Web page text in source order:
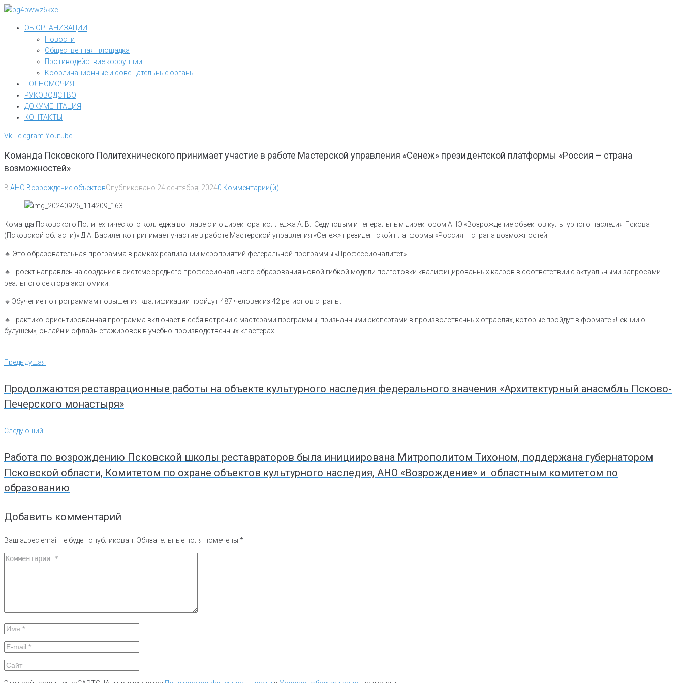
Перейти
контентуОБ ОРГАНИЗАЦИИ
Новости
Общественная площадка
Противодействие коррупции
Координационные и совещательные органы
ПОЛНОМОЧИЯ
РУКОВОДСТВО
ДОКУМЕНТАЦИЯ
КОНТАКТЫ
VkTelegram Youtube
Команда Псковского Политехнического принимает участие в работе Мастерской управления «Сенеж» президентской платформы «Россия – страна
возможностей»
В АНО Возрождение объектовОпубликовано 24 сентября, 20240 Комментарии(й)
Команда Псковского Политехнического колледжа во главе с и.о.директора колледжа А. В. Седуновым и генеральным директором АНО «Возрождение объектов культурного наследия Пскова
(Псковской области)» Д.А. Василенко принимает участие в работе Мастерской управления «Сенеж» президентской платформы «Россия – страна возможностей
🔸️ Это образовательная программа в рамках реализации мероприятий федеральной программы «Профессионалитет».
🔸️Проект направлен на создание в системе среднего профессионального образования новой гибкой модели подготовки квалифицированных кадров в соответствии с актуальными запросами
реального сектора экономики.
🔸️Обучение по программам повышения квалификации пройдут 487 человек из 42 регионов страны.
🔸️Практико-ориентированная программа включает в себя встречи с мастерами программы, признанными экспертами в производственных отраслях, которые пройдут в формате «Лекции о
будущем», онлайн и офлайн стажировок в учебно-производственных кластерах.
Навигация
записям
Предыдущая
Предыдущая
Продолжаются реставрационные работы на объекте культурного наследия федерального значения «Архитектурный анасмбль Псково-
Печерского монастыря»
Следующий
Следующий
Работа по возрождению Псковской школы реставраторов была инициирована Митрополитом Тихоном, поддержана губернатором
Псковской области, Комитетом по охране объектов культурного наследия, АНО «Возрождение» и областным комитетом по
образованию
Добавить комментарий
Ваш адрес email не будет опубликован. Обязательные поля помечены *